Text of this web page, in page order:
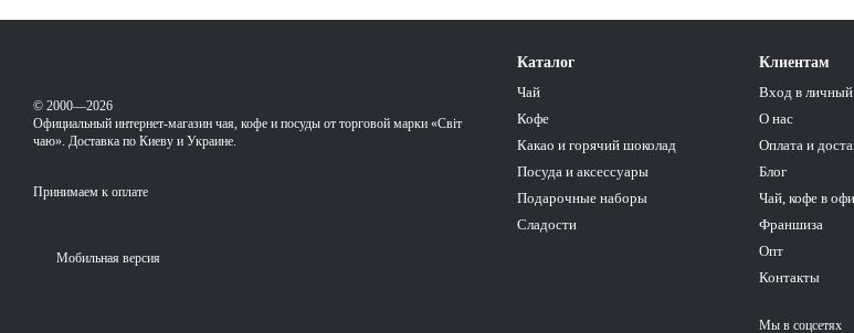
© 2000—2026
Официальный интернет-магазин чая, кофе и посуды от торговой марки «Світ
чаю». Доставка по Киеву и Украине.
Принимаем к оплате
Мобильная версия
Каталог
Чай
Кофе
Какао и горячий шоколад
Посуда и аксессуары
Подарочные наборы
Сладости
Клиентам
Вход в личный
О нас
Оплата и
Блог
Чай, кофе в
Франшиза
Опт
Контакты
Мы в соцсетях